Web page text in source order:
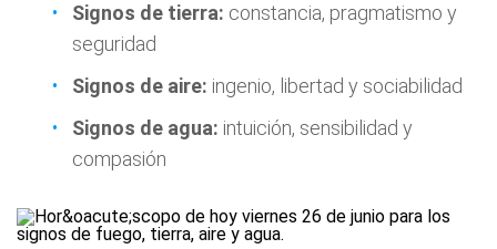
Signos de tierra: constancia, pragmatismo y
seguridad
Signos de aire: ingenio, libertad y sociabilidad
Signos de agua: intuición, sensibilidad y
compasión